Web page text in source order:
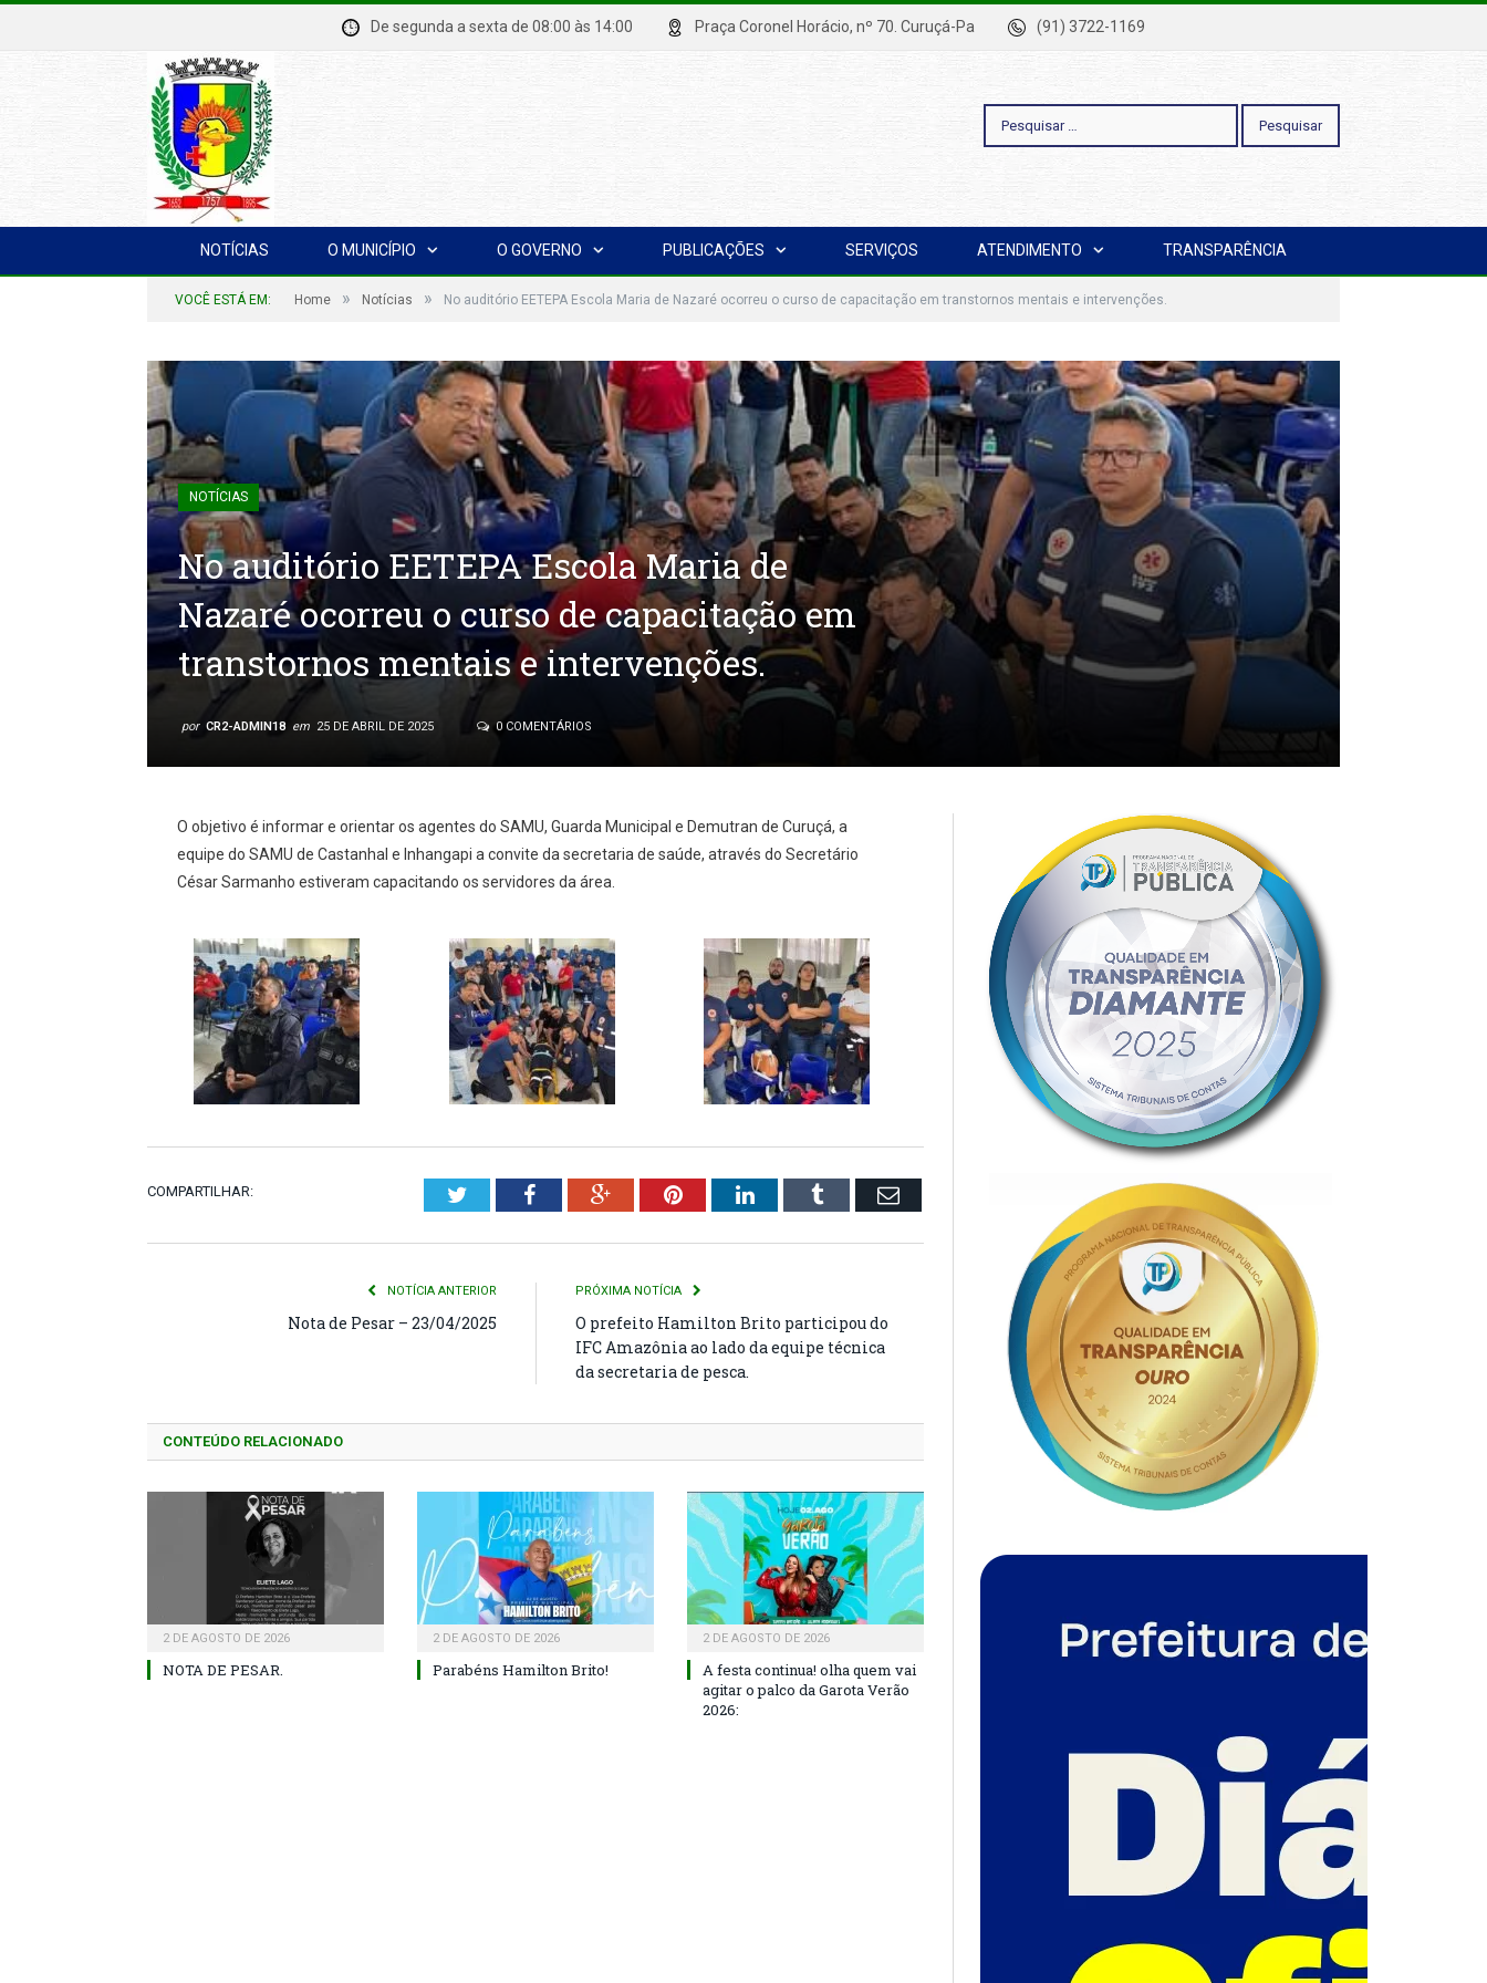
De segunda a sexta de 08:00 às 14:00 Praça Coronel Horácio, nº 70. Curuçá-Pa (91) 3722-1169
Pesquisar
por:
NOTÍCIAS O MUNICÍPIO O GOVERNO PUBLICAÇÕES SERVIÇOS ATENDIMENTO TRANSPARÊNCIA
VOCÊ ESTÁ EM: Home » Notícias » No auditório EETEPA Escola Maria de Nazaré ocorreu o curso de capacitação em transtornos mentais e intervenções.
NOTÍCIAS
No auditório EETEPA Escola Maria de
Nazaré ocorreu o curso de capacitação em
transtornos mentais e intervenções.
por CR2-ADMIN18 em 25 DE ABRIL DE 2025 0 COMENTÁRIOS
O objetivo é informar e orientar os agentes do SAMU, Guarda Municipal e Demutran de Curuçá, a
equipe do SAMU de Castanhal e Inhangapi a convite da secretaria de saúde, através do Secretário
César Sarmanho estiveram capacitando os servidores da área.
COMPARTILHAR: TwitterFacebookGoogle+PinterestLinkedInTumblr Email
NOTÍCIA ANTERIOR
Nota de Pesar – 23/04/2025
PRÓXIMA NOTÍCIA
O prefeito Hamilton Brito participou do
IFC Amazônia ao lado da equipe técnica
da secretaria de pesca.
CONTEÚDO RELACIONADO
2 DE AGOSTO DE 2026
NOTA DE PESAR.
2 DE AGOSTO DE 2026
Parabéns Hamilton Brito!
2 DE AGOSTO DE 2026
A festa continua! olha quem vai
agitar o palco da Garota Verão
2026: